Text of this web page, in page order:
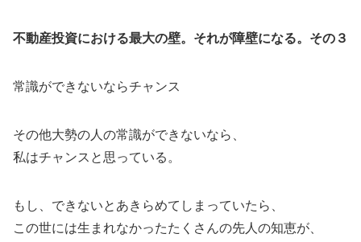
不動産投資における最大の壁。それが障壁になる。その３
常識ができないならチャンス
その他大勢の人の常識ができないなら、
私はチャンスと思っている。
もし、できないとあきらめてしまっていたら、
この世には生まれなかったたくさんの先人の知恵が、